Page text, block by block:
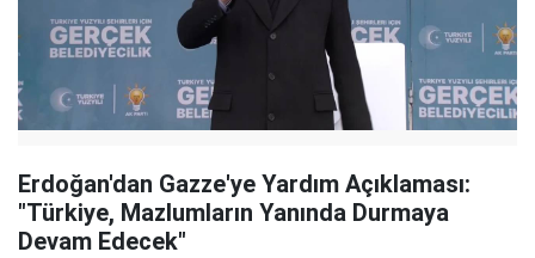
Erdoğan'dan Gazze'ye Yardım Açıklaması:
"Türkiye, Mazlumların Yanında Durmaya
Devam Edecek"